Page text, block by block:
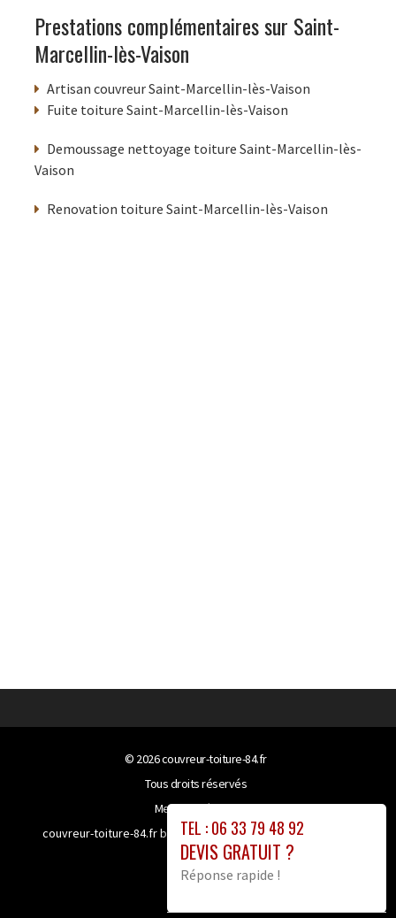
Prestations complémentaires sur Saint-
Marcellin-lès-Vaison
Artisan couvreur Saint-Marcellin-lès-Vaison
Fuite toiture Saint-Marcellin-lès-Vaison
Demoussage nettoyage toiture Saint-Marcellin-lès-
Vaison
Renovation toiture Saint-Marcellin-lès-Vaison
TEL : 06 33 79 48 92
DEVIS GRATUIT ?
Réponse rapide !
© 2026couvreur-toiture-84.fr
Tous droits réservés
Mentions légales
couvreur-toiture-84.fr bénéficie de la technologie
site proxy